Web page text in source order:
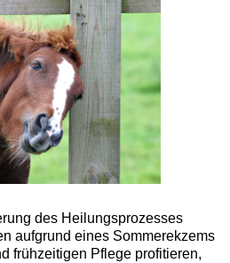
des Heilungsprozesses
aufgrund eines Sommerekzems
frühzeitigen Pflege profitieren,